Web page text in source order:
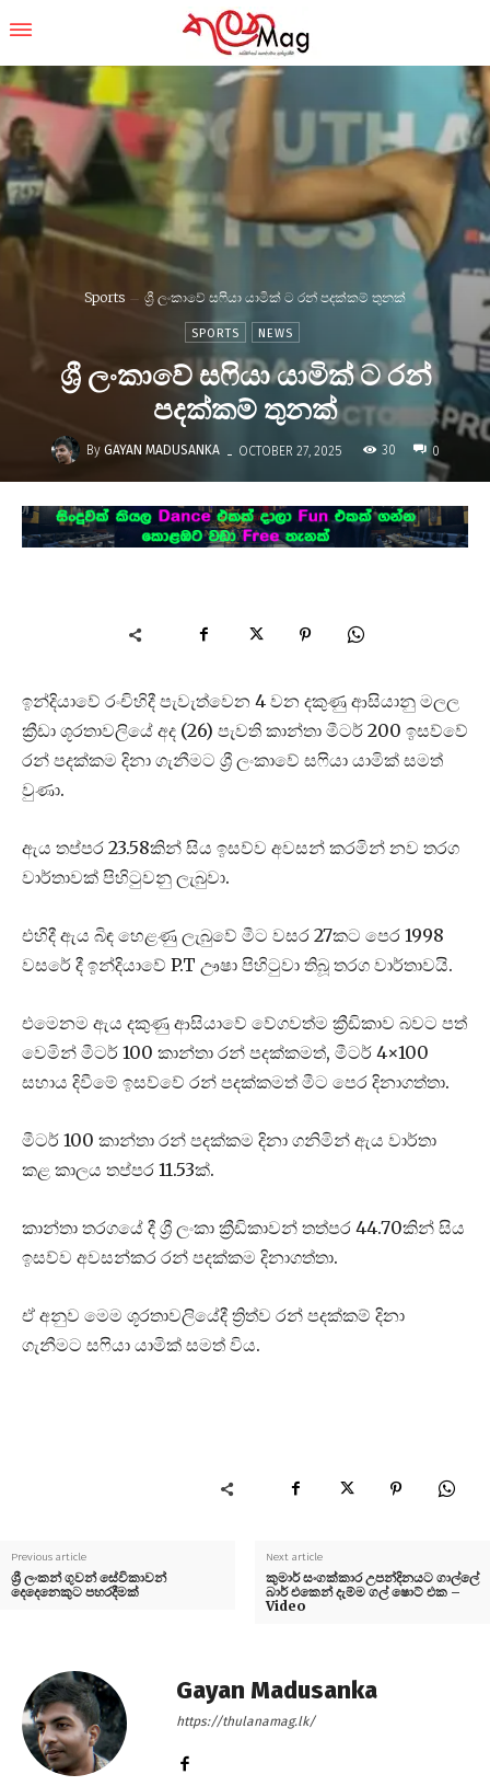
Sports ශ්‍රී ලංකාවේ සෆියා යාමික් ට රන් පදක්කම් තුනක්
SPORTS NEWS
ශ්‍රී ලංකාවේ සෆියා යාමික් ට රන්
පදක්කම් තුනක්
By GAYAN MADUSANKA - OCTOBER 27, 2025 30 0
ඉන්දියාවේ රංචිහිදී පැවැත්වෙන 4 වන දකුණු ආසියානු මලල
ක්‍රීඩා ශූරතාවලියේ අද (26) පැවති කාන්තා මීටර් 200 ඉසව්වේ
රන් පදක්කම දිනා ගැනීමට ශ්‍රී ලංකාවේ සෆියා යාමික් සමත්
වුණා.
ඇය තප්පර 23.58කින් සිය ඉසව්ව අවසන් කරමින් නව තරග
වාර්තාවක් පිහිටුවනු ලැබුවා.
එහිදී ඇය බිඳ හෙළණු ලැබුවේ මීට වසර 27කට පෙර 1998
වසරේ දී ඉන්දියාවේ P.T ඌෂා පිහිටුවා තිබූ තරග වාර්තාවයි.
එමෙනම ඇය දකුණු ආසියාවේ වේගවත්ම ක්‍රීඩිකාව බවට පත්
වෙමින් මීටර් 100 කාන්තා රන් පදක්කමත්, මීටර් 4×100
සහාය දිවීමේ ඉසව්වේ රන් පදක්කමත් මීට පෙර දිනාගත්තා.
මීටර් 100 කාන්තා රන් පදක්කම දිනා ගනිමින් ඇය වාර්තා
කළ කාලය තප්පර 11.53ක්.
කාන්තා තරගයේ දී ශ්‍රී ලංකා ක්‍රීඩිකාවන් තත්පර 44.70කින් සිය
ඉසව්ව අවසන්කර රන් පදක්කම දිනාගත්තා.
ඒ අනුව මෙම ශූරතාවලියේදී ත්‍රිත්ව රන් පදක්කම් දිනා
ගැනීමට සෆියා යාමික් සමත් විය.
Previous article
ශ්‍රී ලංකන් ගුවන් සේවිකාවන්
දෙදෙනෙකුට පහරදීමක්
Next article
කුමාර් සංගක්කාර උපන්දිනයට ගාල්ලේ
බාර් එකෙන් දැම්ම ගල් ෂොට් එක –
Video
Gayan Madusanka
https://thulanamag.lk/